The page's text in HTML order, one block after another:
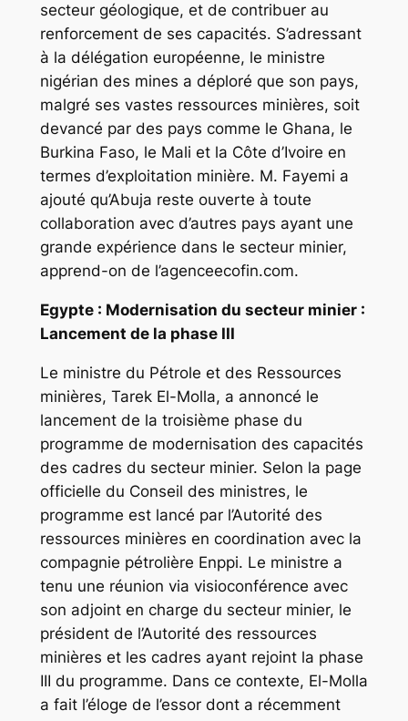
secteur géologique, et de contribuer au
renforcement de ses capacités. S’adressant
à la délégation européenne, le ministre
nigérian des mines a déploré que son pays,
malgré ses vastes ressources minières, soit
devancé par des pays comme le Ghana, le
Burkina Faso, le Mali et la Côte d’Ivoire en
termes d’exploitation minière. M. Fayemi a
ajouté qu’Abuja reste ouverte à toute
collaboration avec d’autres pays ayant une
grande expérience dans le secteur minier,
apprend-on de l’agenceecofin.com.
Egypte : Modernisation du secteur minier :
Lancement de la phase III
Le ministre du Pétrole et des Ressources
minières, Tarek El-Molla, a annoncé le
lancement de la troisième phase du
programme de modernisation des capacités
des cadres du secteur minier. Selon la page
officielle du Conseil des ministres, le
programme est lancé par l’Autorité des
ressources minières en coordination avec la
compagnie pétrolière Enppi. Le ministre a
tenu une réunion via visioconférence avec
son adjoint en charge du secteur minier, le
président de l’Autorité des ressources
minières et les cadres ayant rejoint la phase
III du programme. Dans ce contexte, El-Molla
a fait l’éloge de l’essor dont a récemment